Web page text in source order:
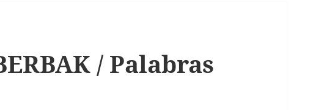
/ Palabras